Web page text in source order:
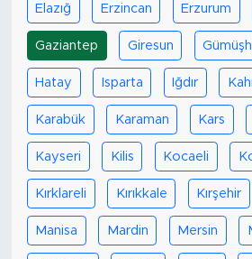
Elazığ Erzincan Erzurum
Gaziantep Giresun
Hatay Isparta Iğdır
Karabük Karaman Kars
Kayseri Kilis Kocaeli
Kırklareli Kırıkkale Kırşehir
Manisa Mardin Mersin